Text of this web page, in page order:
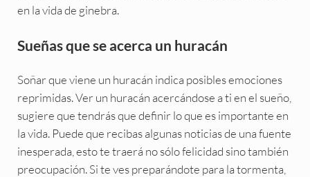
en la vida de ginebra.
Sueñas que se acerca un huracán
Soñar que viene un huracán indica posibles emociones
reprimidas. Ver un huracán acercándose a ti en el sueño,
sugiere que tendrás que definir lo que es importante en
la vida. Puede que recibas algunas noticias de una fuente
inesperada, esto te traerá no sólo felicidad sino también
preocupación. Si te ves preparándote para la tormenta,